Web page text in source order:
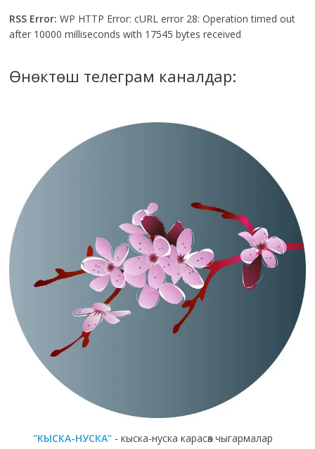
RSS Error: WP HTTP Error: cURL error 28: Operation timed out
after 10000 milliseconds with 17545 bytes received
Өнөктөш телеграм каналдар:
"КЫСКА-НУСКА" - кыска-нуска карасөз чыгармалар